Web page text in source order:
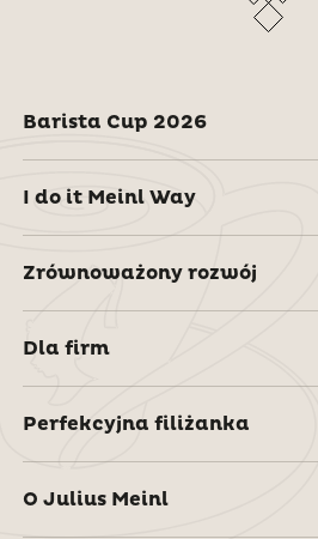
Barista Cup 2026
I do it Meinl Way
Zrównoważony rozwój
Dla firm
Perfekcyjna filiżanka
O Julius Meinl